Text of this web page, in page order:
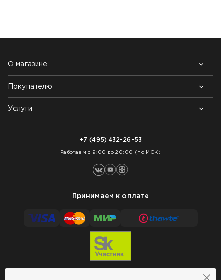
О магазине
Почему выбирают нас
Контакты
Блог
Покупателю
Возврат товара
Как заказать
Услуги
+7 (495) 432-26-53
Работаем с 9:00 до 20:00 (по МСК)
Принимаем к оплате